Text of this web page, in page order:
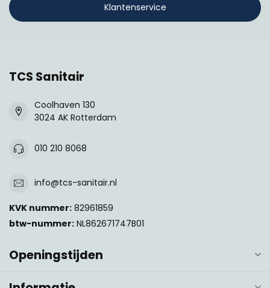
Klantenservice
TCS Sanitair
Coolhaven 130
3024 AK Rotterdam
010 210 8068
info@tcs-sanitair.nl
KVK nummer: 82961859
btw-nummer: NL862671747B01
Openingstijden